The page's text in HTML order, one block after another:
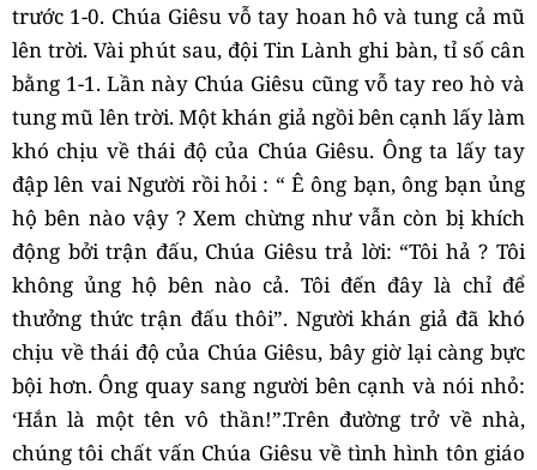
trước 1-0. Chúa Giêsu vỗ tay hoan hô và tung cả mũ
lên trời. Vài phút sau, đội Tin Lành ghi bàn, tỉ số cân
bằng 1-1. Lần này Chúa Giêsu cũng vỗ tay reo hò và
tung mũ lên trời. Một khán giả ngồi bên cạnh lấy làm
khó chịu về thái độ của Chúa Giêsu. Ông ta lấy tay
đập lên vai Người rồi hỏi : “ Ê ông bạn, ông bạn ủng
hộ bên nào vậy ? Xem chừng như vẫn còn bị khích
động bởi trận đấu, Chúa Giêsu trả lời: “Tôi hả ? Tôi
không ủng hộ bên nào cả. Tôi đến đây là chỉ để
thưởng thức trận đấu thôi”. Người khán giả đã khó
chịu về thái độ của Chúa Giêsu, bây giờ lại càng bực
bội hơn. Ông quay sang người bên cạnh và nói nhỏ:
‘Hắn là một tên vô thần!”.Trên đường trở về nhà,
chúng tôi chất vấn Chúa Giêsu về tình hình tôn giáo